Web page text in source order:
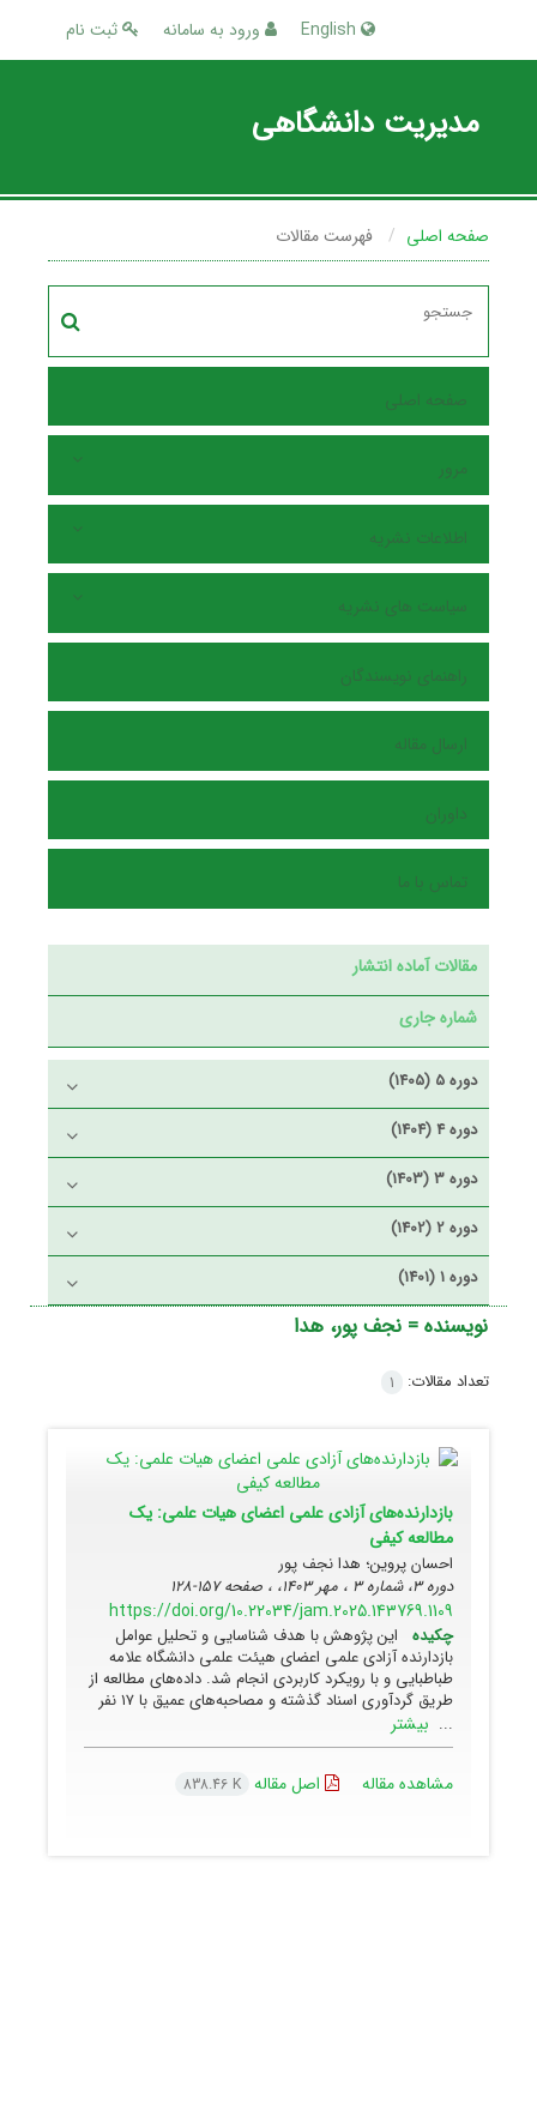
ثبت نام ورود به سامانه
مدیریت دانشگاهی
صفحه اصلی فهرست مقالات
صفحه اصلی
مرور
اطلاعات نشریه
سیاست های نشریه
راهنمای نویسندگان
ارسال مقاله
داوران
تماس با ما
مقالات آماده انتشار
شماره جاری
دوره 5 (1405)
دوره 4 (1404)
دوره 3 (1403)
دوره 2 (1402)
دوره 1 (1401)
نویسنده = نجف پور، هدا
تعداد مقالات: 1
بازدارنده‌های آزادی علمی اعضای هیات علمی: یک
مطالعه کیفی
احسان پروین؛ هدا نجف پور
دوره 3، شماره 3 ، مهر 1403، ، صفحه
157-128
https://doi.org/10.22034/jam.2025.143769.1109
چکیده
این پژوهش با هدف شناسایی و تحلیل عوامل
بازدارنده آزادی علمی اعضای هیئت علمی دانشگاه علامه
طباطبایی و با رویکرد کاربردی انجام شد. داده‌های مطالعه از
طریق گردآوری اسناد گذشته و مصاحبه‌های عمیق با ۱۷ نفر
... بیشتر
مشاهده مقاله اصل مقاله 838.46 K